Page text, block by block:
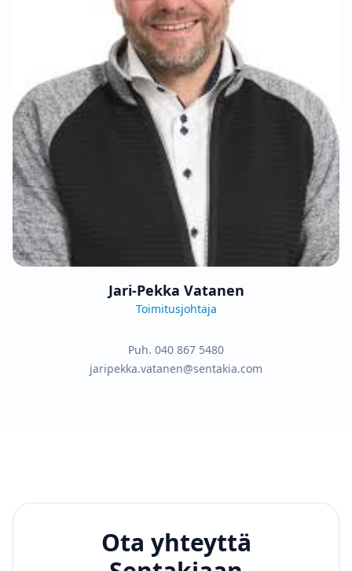
Jari-Pekka Vatanen
Toimitusjohtaja
Puh. 040 867 5480
jaripekka.vatanen@sentakia.com
Ota yhteyttä